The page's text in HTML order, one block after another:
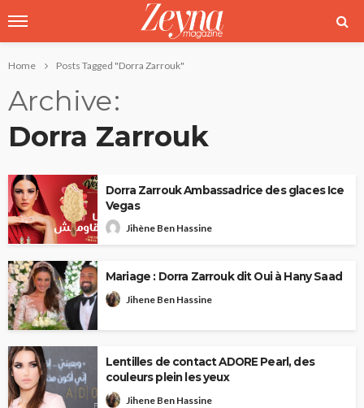
Home Posts Tagged "Dorra Zarrouk"
Archive
Dorra Zarrouk
Dorra Zarrouk Ambassadrice des glaces Ice
Vegas
Jihène Ben Hassine
Mariage : Dorra Zarrouk dit Oui à Hany Saad
Jihene Ben Hassine
Lentilles de contact ADORE Pearl, des
couleurs plein les yeux
Jihene Ben Hassine